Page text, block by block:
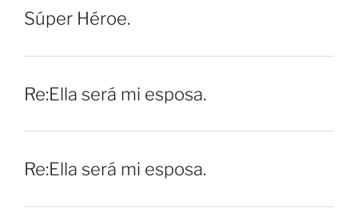
Súper Héroe.
Re:Ella será mi esposa.
Re:Ella será mi esposa.